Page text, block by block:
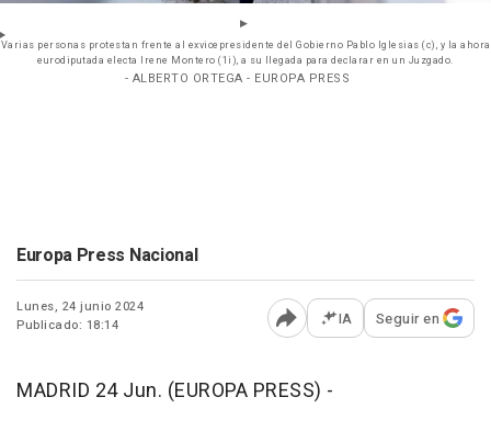
Varias personas protestan frente al exvicepresidente del Gobierno Pablo Iglesias (c), y la ahora
eurodiputada electa Irene Montero (1i), a su llegada para declarar en un Juzgado.
- ALBERTO ORTEGA - EUROPA PRESS
Europa Press Nacional
Lunes, 24 junio 2024
Publicado: 18:14
Abrir opciones para
IA Seguir en
MADRID 24 Jun. (EUROPA PRESS) -